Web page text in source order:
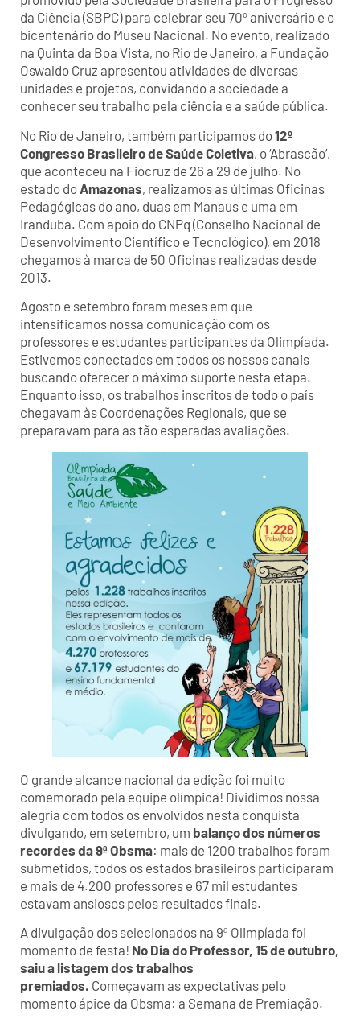
da Ciência (SBPC) para celebrar seu 70º aniversário e o
bicentenário do Museu Nacional. No evento, realizado
na Quinta da Boa Vista, no Rio de Janeiro, a Fundação
Oswaldo Cruz apresentou atividades de diversas
unidades e projetos, convidando a sociedade a
conhecer seu trabalho pela ciência e a saúde pública.
No Rio de Janeiro, também participamos do12º
Congresso Brasileiro de Saúde Coletiva, o ‘Abrascão’,
que aconteceu na Fiocruz de 26 a 29 de julho. No
estado do Amazonas, realizamos as últimas Oficinas
Pedagógicas do ano, duas em Manaus e uma em
Iranduba. Com apoio do CNPq (Conselho Nacional de
Desenvolvimento Científico e Tecnológico), em 2018
chegamos à marca de 50 Oficinas realizadas desde
2013.
Agosto e setembro foram meses em que
intensificamos nossa comunicação com os
professores e estudantes participantes da Olimpíada.
Estivemos conectados em todos os nossos canais
buscando oferecer o máximo suporte nesta etapa.
Enquanto isso, os trabalhos inscritos de todo o país
chegavam às Coordenações Regionais, que se
preparavam para as tão esperadas avaliações.
O grande alcance nacional da edição foi muito
comemorado pela equipe olímpica! Dividimos nossa
alegria com todos os envolvidos nesta conquista
divulgando, em setembro, um balanço dos números
recordes da 9ª Obsma: mais de 1200 trabalhos foram
submetidos, todos os estados brasileiros participaram
e mais de 4.200 professores e 67 mil estudantes
estavam ansiosos pelos resultados finais.
A divulgação dos selecionados na 9ª Olimpíada foi
momento de festa! No Dia do Professor, 15 de outubro,
saiu a listagem dos trabalhos
premiados. Começavam as expectativas pelo
momento ápice da Obsma: a Semana de Premiação.